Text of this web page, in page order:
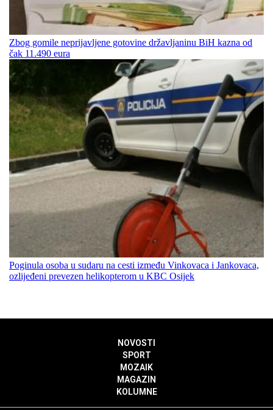
Zbog gomile neprijavljene gotovine državljaninu BiH kazna od
čak 11.490 eura
Poginula osoba u sudaru na cesti između Vinkovaca i Jankovaca,
ozlijeđeni prevezen helikopterom u KBC Osijek
NOVOSTI
SPORT
MOZAIK
MAGAZIN
KOLUMNE